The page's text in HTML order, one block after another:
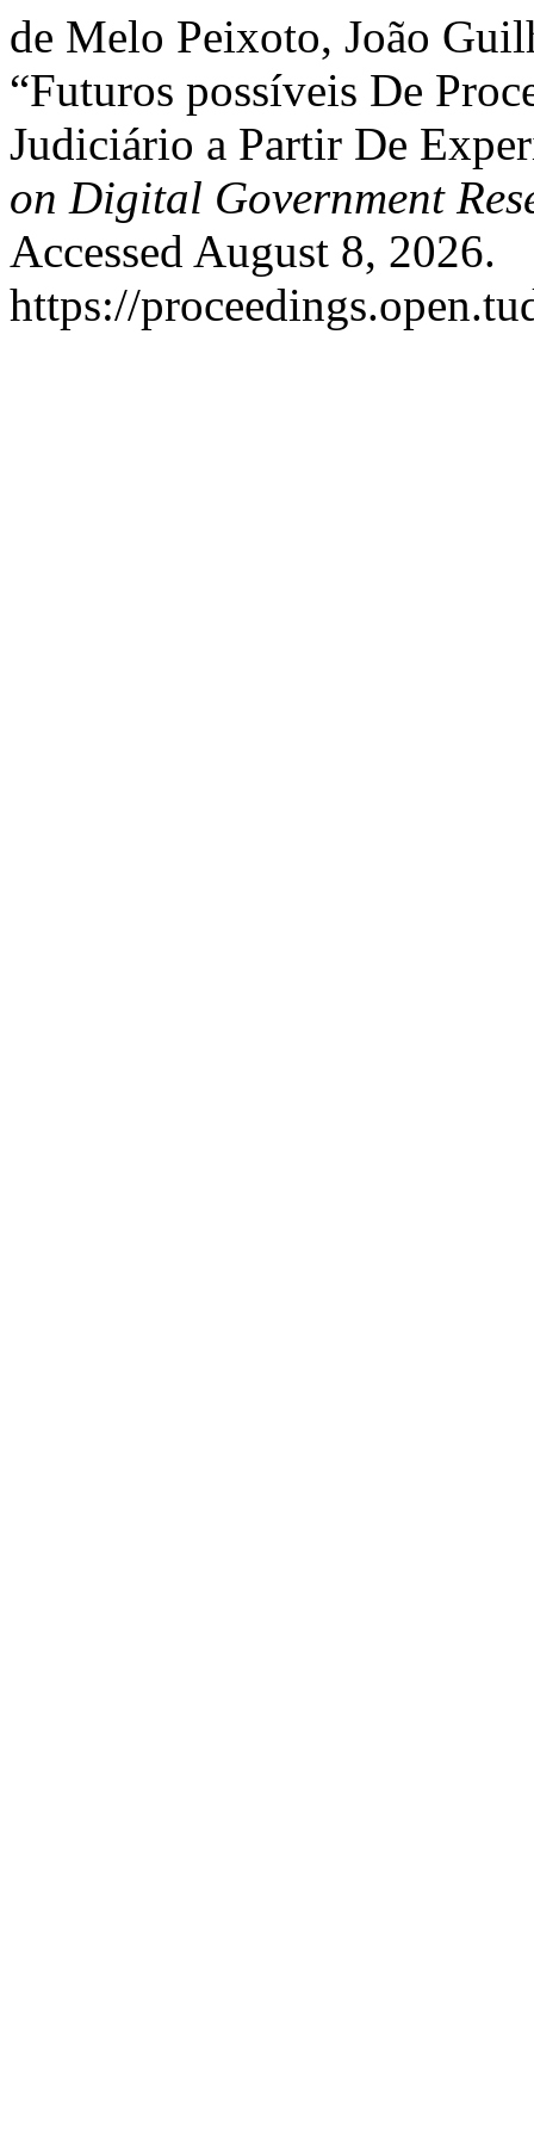
de Melo Peixoto, João
“Futuros possíveis De
Judiciário a Partir De
on Digital Government
Accessed August 8, 2026.
https://